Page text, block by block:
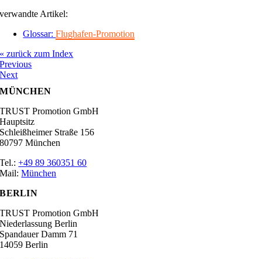
verwandte Artikel:
Glossar:Flughafen-Promotion
« zurück zum Index
Previous
Next
MÜNCHEN
TRUST Promotion GmbH
Hauptsitz
Schleißheimer Straße 156
80797 München
Tel.:+49 89 360351 60
Mail:München
BERLIN
TRUST Promotion GmbH
Niederlassung Berlin
Spandauer Damm 71
14059 Berlin